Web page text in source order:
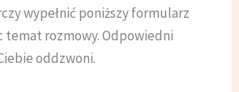
wypełnić poniższy formularz
temat rozmowy. Odpowiedni
oddzwoni.